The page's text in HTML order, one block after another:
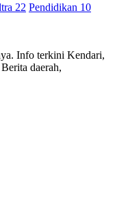
22 Pendidikan 10
Info terkini Kendari,
daerah,